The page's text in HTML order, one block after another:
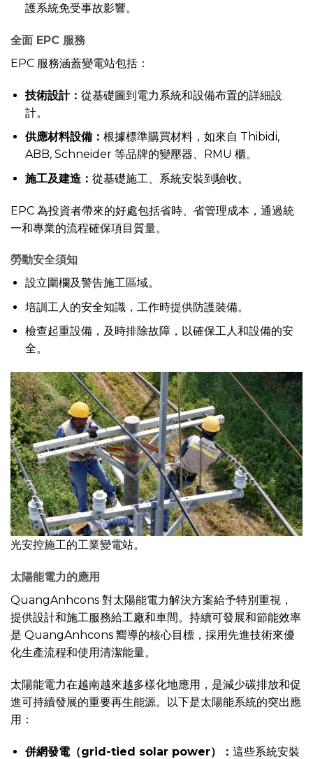
護系統免受事故影響。
全面 EPC 服務
EPC 服務涵蓋變電站包括：
技術設計： 從基礎圖到電力系統和設備布置的詳細設
計。
供應材料設備： 根據標準購買材料，如來自 Thibidi,
ABB, Schneider 等品牌的變壓器、RMU 櫃。
施工及建造： 從基礎施工、系統安裝到驗收。
EPC 為投資者帶來的好處包括省時、省管理成本，通過統
一和專業的流程確保項目質量。
勞動安全須知
設立圍欄及警告施工區域。
培訓工人的安全知識，工作時提供防護裝備。
檢查起重設備，及時排除故障，以確保工人和設備的安
全。
光安控施工的工業變電站。
太陽能電力的應用
QuangAnhcons 對太陽能電力解決方案給予特別重視，
提供設計和施工服務給工廠和車間。持續可發展和節能效率
是 QuangAnhcons 嚮導的核心目標，採用先進技術來優
化生產流程和使用清潔能量。
太陽能電力在越南越來越多樣化地應用，是減少碳排放和促
進可持續發展的重要再生能源。以下是太陽能系統的突出應
用：
併網發電（grid-tied solar power）： 這些系統安裝